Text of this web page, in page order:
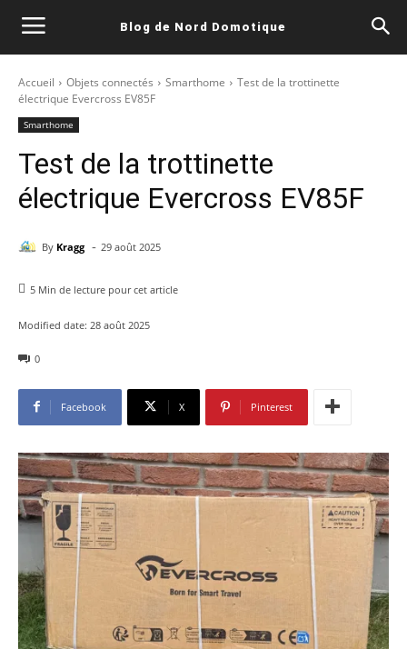
Blog de Nord Domotique
Accueil Objets connectés Smarthome
Test de la trottinette
électrique Evercross EV85F
Smarthome
Test de la trottinette
électrique Evercross EV85F
By Kragg - 29 août 2025
5 Min de lecture pour cet article
Modified date: 28 août 2025
0
Facebook X Pinterest